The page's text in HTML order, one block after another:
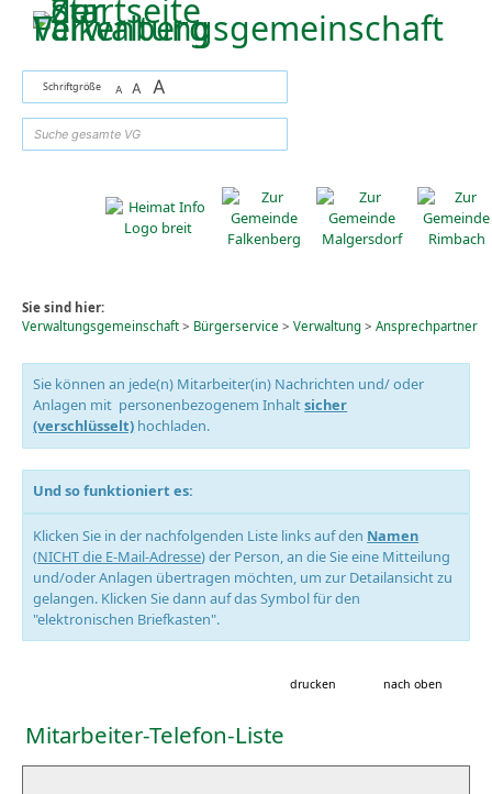
Zum Inhalt,zur Navigationoder
Schriftgröße A A A
Sie sind hier:
Verwaltungsgemeinschaft> Bürgerservice > Verwaltung> Ansprechpartner
Sie können an jede(n) Mitarbeiter(in) Nachrichten und/ oder
Anlagen mit personenbezogenem Inhaltsicher
(verschlüsselt) hochladen.
Und so funktioniert es:
Klicken Sie in der nachfolgenden Liste links auf den Namen
(NICHT die E-Mail-Adresse) der Person, an die Sie eine Mitteilung
und/oder Anlagen übertragen möchten, um zur Detailansicht zu
gelangen. Klicken Sie dann auf das Symbol für den
"elektronischen Briefkasten".
drucken nach oben
Mitarbeiter-Telefon-Liste